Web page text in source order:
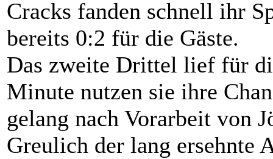
Cracks fanden schnell ihr
bereits 0:2 für die Gäste.
Das zweite Drittel lief für
Minute nutzen sie ihre
gelang nach Vorarbeit von
Greulich der lang ersehnte